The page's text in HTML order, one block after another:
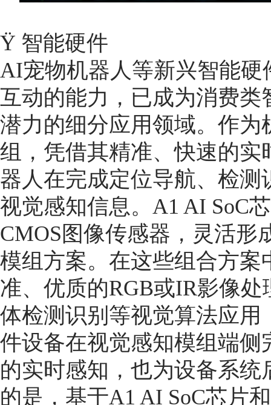
Ÿ 智能硬件
AI宠物机器人等新兴智能
互动的能力，已成为消费
潜力的细分应用领域。作为
组，凭借其精准、快速的
器人在完成定位导航、检
视觉感知信息。A1 AI SoC
CMOS图像传感器，灵活形
模组方案。在这些组合方案
准、优质的RGB或IR影像
体检测识别等视觉算法应
件设备在视觉感知模组端
的实时感知，也为设备系
的是，基于A1 AI SoC芯片